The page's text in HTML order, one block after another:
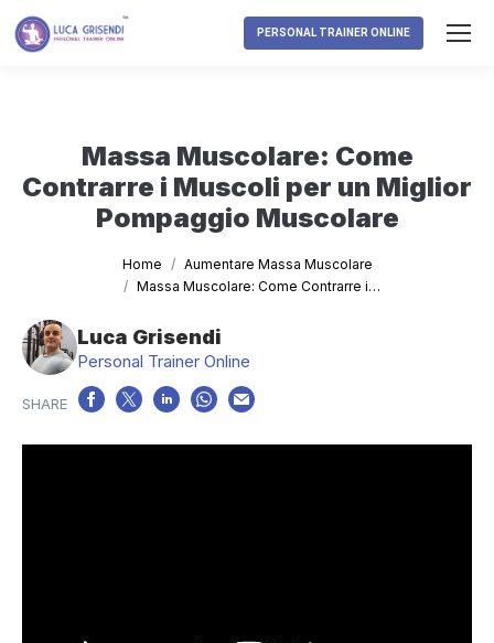
PERSONAL TRAINER ONLINE
Massa Muscolare: Come
Contrarre i Muscoli per un Miglior
Pompaggio Muscolare
Tu sei qui:Home
Aumentare Massa Muscolare
Massa Muscolare: Come Contrarre i…
Luca Grisendi
Personal Trainer Online